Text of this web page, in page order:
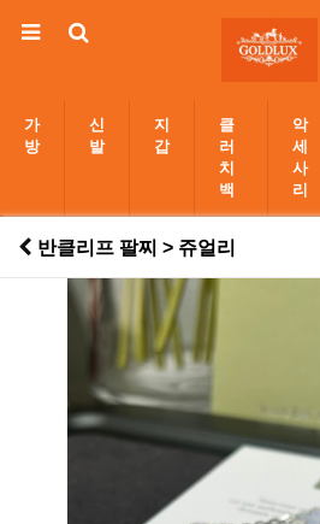
가
방
신
발
지
갑
클
러
치
백
악
세
사
리
반클리프 팔찌 > 쥬얼리